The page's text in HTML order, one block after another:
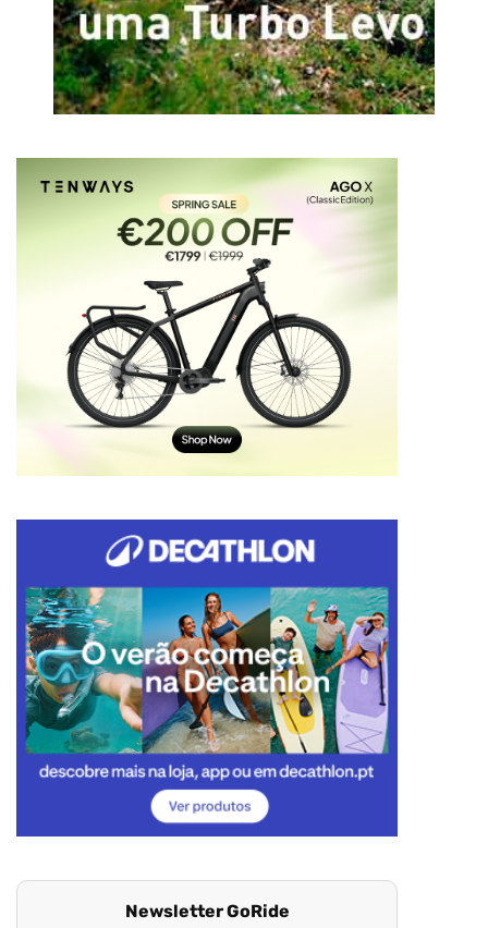
Newsletter GoRide